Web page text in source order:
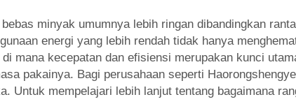
minyak umumnya lebih ringan dibandingkan
energi yang lebih rendah tidak hanya
mana kecepatan dan efisiensi merupakan kunci
pakainya. Bagi perusahaan seperti
Untuk mempelajari lebih lanjut tentang bagaimana